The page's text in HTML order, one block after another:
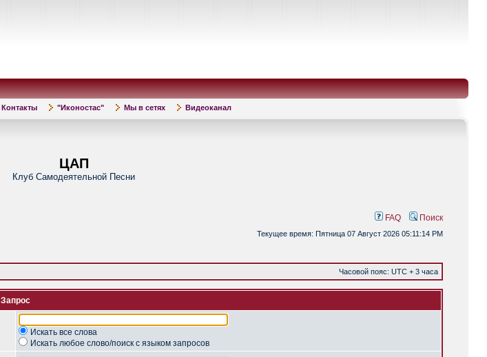
Контакты "Иконостас" Мы в сетях Видеоканал
ЦАП
Клуб Самодеятельной Песни
FAQ Поиск
Текущее время: Пятница 07 Август 2026 05:11:14 PM
Часовой пояс: UTC + 3 часа
Запрос
Искать все слова
Искать любое слово/поиск с языком запросов